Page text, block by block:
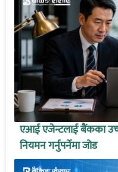
एआई एजेन्टलाई बैंकका
नियमन गर्नुपर्नेमा जोड